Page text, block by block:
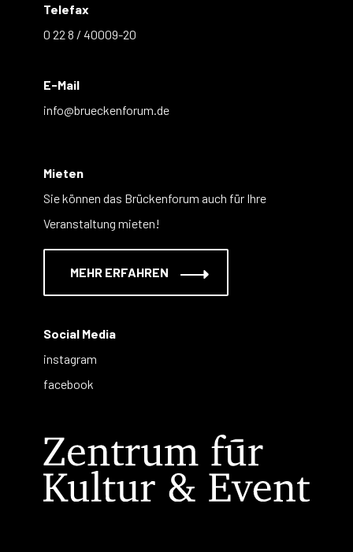
Telefax
0 22 8 / 40009-20
E-Mail
info@brueckenforum.de
Mieten
Sie können das Brückenforum auch für Ihre
Veranstaltung mieten!
MEHR ERFAHREN
Social Media
instagram
facebook